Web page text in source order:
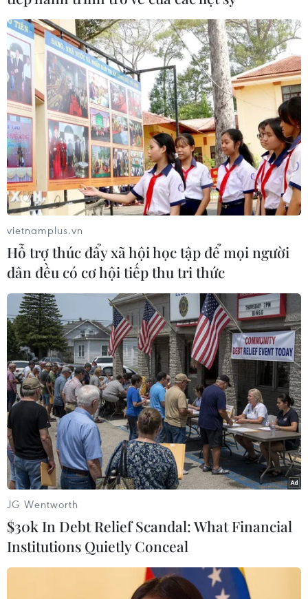
#Bình Châu-Phước Bửu
#Khu bảo tồn thiên nhiên Bình Châu-Phước Bửu
#Tài nguyên rừng
Tp. Hồ Chí Minh
Theo dõi VietnamPlus
TIN LIÊN QUAN
vietnamplus.vn
Hỗ trợ thúc đẩy xã hội học tập để mọi người
dân đều có cơ hội tiếp thu tri thức
JG Wentworth
$30k In Debt Relief Scandal: What Financial
Institutions Quietly Conceal